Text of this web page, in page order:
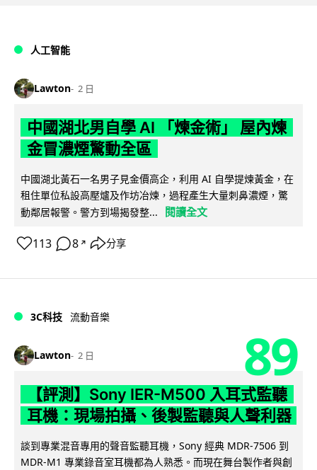
人工智能
Lawton 2 日
中國湖北男自學 AI 「煉金術」 屋內煉
金冒濃煙驚動全區
中國湖北黃石一名男子見金價高企，利用 AI 自學提煉黃金，在
租住單位私設高壓爐及作坊冶煉，過程產生大量刺鼻濃煙，驚
動鄰居報警。警方到場揭發整...
閱讀全文
113 8 ↗ 分享
3C科技 流動音樂
Lawton 2 日 89
【評測】Sony IER-M500 入耳式監聽
耳機：現場拍攝、後製監聽與人聲利器
談到專業混音專用的聲音監聽耳機，Sony 經典 MDR-7506 到
MDR-M1 專業錄音室耳機都為人熟悉。而現在舞台製作者與創